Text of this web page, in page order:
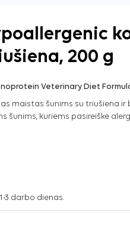
200 g
Veterinary Diet
maistas šunims su triušiena ir
šunims, kuriems pasireiškė
3 darbo dienas.